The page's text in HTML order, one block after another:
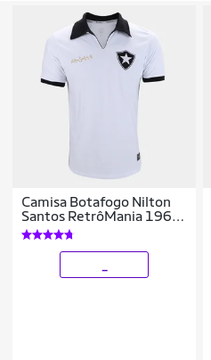
Camisa Botafogo Nilton
Santos RetrôMania 1962
Masculina